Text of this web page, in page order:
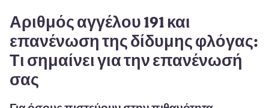
Αριθμός αγγέλου 191 και
επανένωση της δίδυμης φλόγας:
Τι σημαίνει για την επανένωσή
σας